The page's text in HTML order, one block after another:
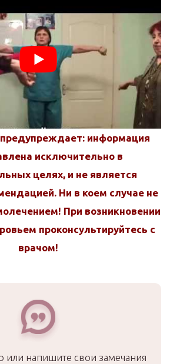
предупреждает: информация
исключительно в
целях, и не является
Ни в коем случае не
При возникновении
проконсультируйтесь с
врачом!
или напишите свои замечания